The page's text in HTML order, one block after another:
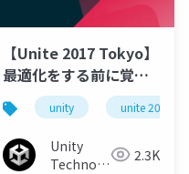
unity3d cedec
【Unite 2017 Tokyo】
最適化をする前に覚え
ておきたい技術
unity unite 2017
Unity
Technologies 2.3K